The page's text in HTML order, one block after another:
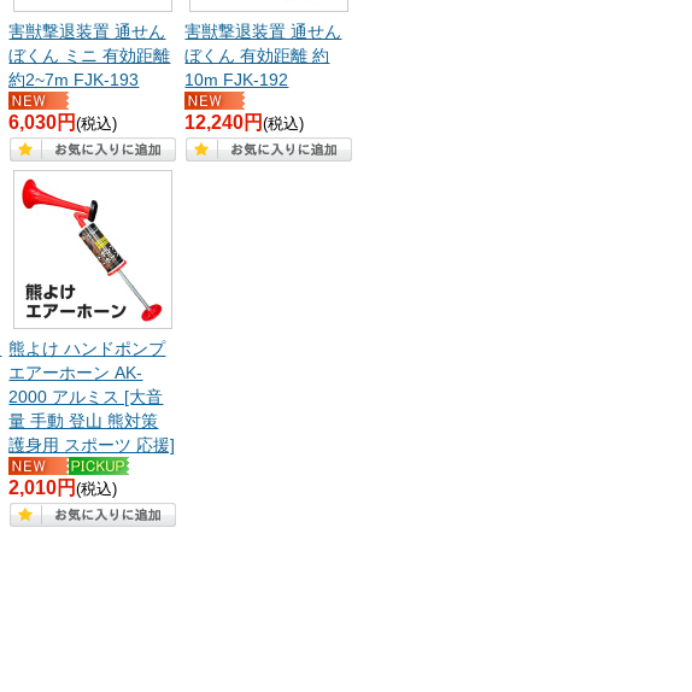
害獣撃退装置 通せん
ぼくん ミニ 有効距離
約2~7m FJK-193
6,030円(税込)
害獣撃退装置 通せん
ぼくん 有効距離 約
10m FJK-192
12,240円(税込)
熊よけ ハンドポンプ
エアーホーン AK-
2000 アルミス [大音
量 手動 登山 熊対策
護身用 スポーツ 応援]
2,010円(税込)